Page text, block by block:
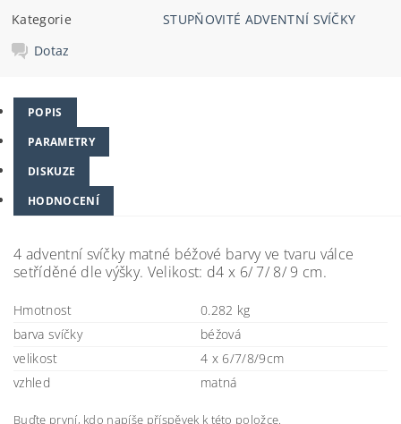
Kategorie
STUPŇOVITÉ ADVENTNÍ SVÍČKY
Dotaz
POPIS
PARAMETRY
DISKUZE
HODNOCENÍ
4 adventní svíčky matné béžové barvy ve tvaru válce
setříděné dle výšky. Velikost: d4 x 6/ 7/ 8/ 9 cm.
Hmotnost
0.282 kg
barva svíčky
béžová
velikost
4 x 6/7/8/9cm
vzhled
matná
Buďte první, kdo napíše příspěvek k této položce.